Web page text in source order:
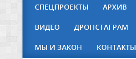
СПЕЦПРОЕКТЫ АРХИВ
ВИДЕО ДРОНСТАГРАМ
МЫ И ЗАКОН КОНТАКТЫ